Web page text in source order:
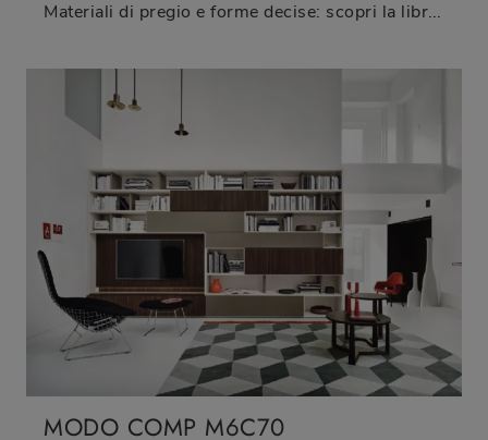
Materiali di pregio e forme decise: scopri la libreria Modo Comp M6C69 di Sangiacomo tra le più esclusive Librerie moderne a muro.
MODO COMP M6C70